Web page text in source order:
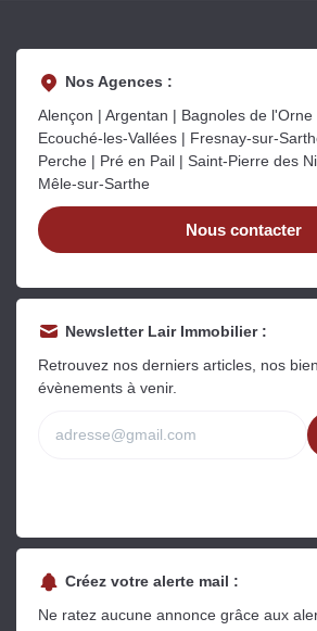
Gratuit
Rapide et gratuit, recevez
en quelques clics.
Estimer mon bien maintenant
Nos Agences :
Alençon | Argentan | Bagnoles de l'Orne
Ecouché-les-Vallées | Fresnay-sur-
Perche | Pré en Pail | Saint-Pierre des
Mêle-sur-Sarthe
Nous contacter
Newsletter Lair Immobilier :
Retrouvez nos derniers articles, nos
évènements à venir.
Créez votre alerte mail :
Ne ratez aucune annonce grâce aux